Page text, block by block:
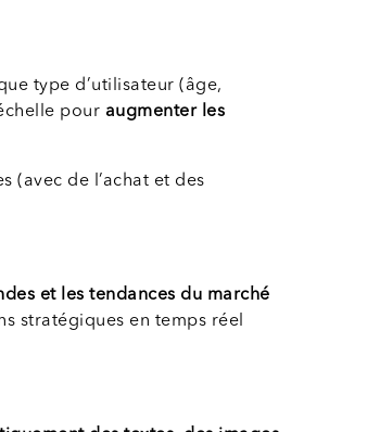
type d’utilisateur (âge,
pour augmenter les
(avec de l’achat et des
et les tendances du marché
stratégiques en temps réel